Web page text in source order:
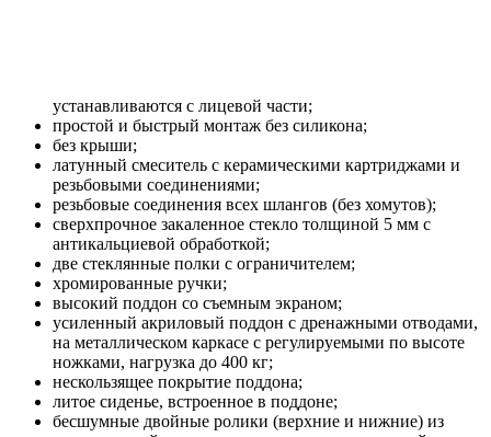
устанавливаются с лицевой части;
простой и быстрый монтаж без силикона;
без крыши;
латунный смеситель с керамическими картриджами и
резьбовыми соединениями;
резьбовые соединения всех шлангов (без хомутов);
сверхпрочное закаленное стекло толщиной 5 мм с
антикальциевой обработкой;
две стеклянные полки с ограничителем;
хромированные ручки;
высокий поддон со съемным экраном;
усиленный акриловый поддон с дренажными отводами,
на металлическом каркасе с регулируемыми по высоте
ножками, нагрузка до 400 кг;
нескользящее покрытие поддона;
литое сиденье, встроенное в поддоне;
бесшумные двойные ролики (верхние и нижние) из